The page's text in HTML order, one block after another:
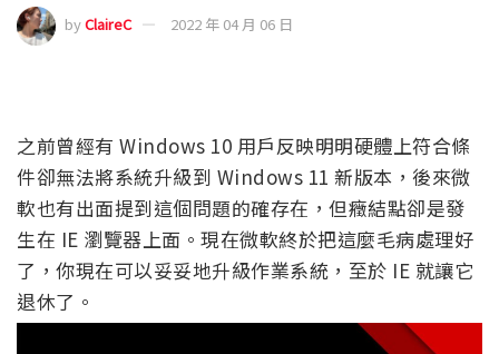
byClaireC 2022 年 04 月 06 日
之前曾經有 Windows 10 用戶反映明明硬體上符合條
件卻無法將系統升級到 Windows 11 新版本，後來微
軟也有出面提到這個問題的確存在，但癥結點卻是發
生在 IE 瀏覽器上面。現在微軟終於把這麼毛病處理好
了，你現在可以妥妥地升級作業系統，至於 IE 就讓它
退休了。